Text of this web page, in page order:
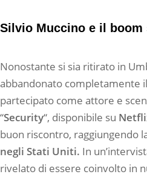
Silvio Muccino e il boom
Nonostante si sia ritirato in
abbandonato completamente
partecipato come attore e
“Security“, disponibile su
buon riscontro, raggiungendo
negli Stati Uniti. In
rivelato di essere coinvolto in